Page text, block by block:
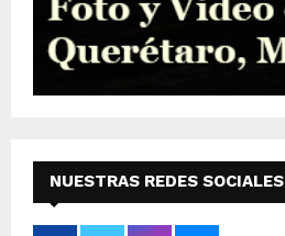
NUESTRAS REDES SOCIALES